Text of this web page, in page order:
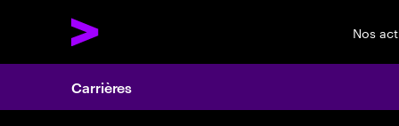
Nos
Carrières